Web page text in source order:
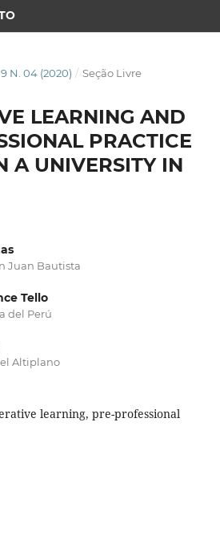
9 N. 04 (2020) / Seção Livre
LEARNING AND
PRACTICE
A UNIVERSITY IN
Juan Bautista
Tello
del Perú
Altiplano
learning, pre-professional